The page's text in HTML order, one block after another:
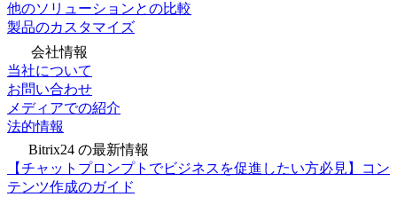
他のソリューションとの比較
製品のカスタマイズ
会社情報
当社について
お問い合わせ
メディアでの紹介
法的情報
Bitrix24 の最新情報
【チャットプロンプトでビジネスを促進したい方必見】コン
テンツ作成のガイド